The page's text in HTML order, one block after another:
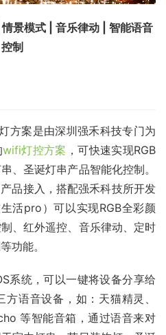
景模式 | 音乐律动 | 智能语音
控制
案是由深圳强禾科技专门为
wifi灯控方案 ，可快速实现RGB
、圣诞灯串产品智能化控制。
品接入，搭配强禾科技所开发
活pro）可以实现RGB全彩颜
、红外遥控、音乐律动、定时
功能。
统，可以一键将设备分享给
语音设备，如：天猫精灵、
等智能音箱，通过语音来对